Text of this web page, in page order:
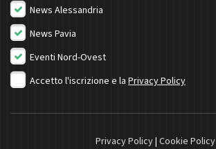
News Alessandria
News Pavia
Eventi Nord-Ovest
Accetto l'iscrizione e la Privacy Policy
Privacy Policy| Cookie Policy